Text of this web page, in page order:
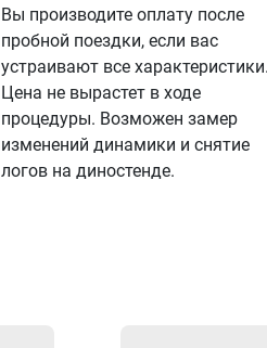
Вы производите оплату после
пробной поездки, если вас
устраивают все характеристики.
Цена не вырастет в ходе
процедуры. Возможен замер
изменений динамики и снятие
логов на диностенде.